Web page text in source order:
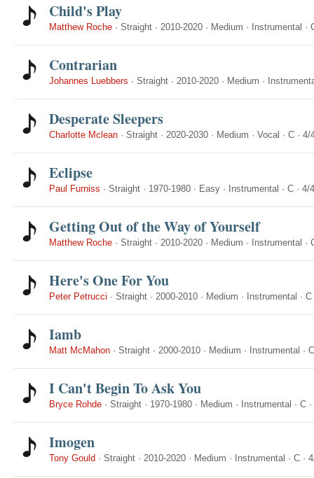
Child's Play
Matthew Roche · Straight · 2010-2020 · Medium · Instrumental ·
Contrarian
Johannes Luebbers · Straight · 2010-2020 · Medium ·
Desperate Sleepers
Charlotte Mclean · Straight · 2020-2030 · Medium · Vocal · C · 4/
Eclipse
Paul Furniss · Straight · 1970-1980 · Easy · Instrumental · C · 4/4
Getting Out of the Way of Yourself
Matthew Roche · Straight · 2010-2020 · Medium · Instrumental ·
Here's One For You
Peter Petrucci · Straight · 2000-2010 · Medium · Instrumental · C
Iamb
Matt McMahon · Straight · 2000-2010 · Medium · Instrumental · C
I Can't Begin To Ask You
Bryce Rohde · Straight · 1970-1980 · Medium · Instrumental · C ·
Imogen
Tony Gould · Straight · 2010-2020 · Medium · Instrumental · C ·